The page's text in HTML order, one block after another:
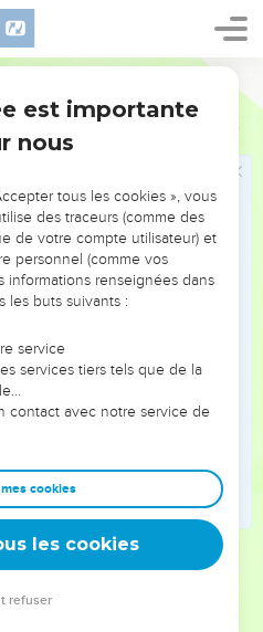
comme on le pensait, le fils de
: Héli,
Esli, Naggaï,
Yoseh, Yoda,
Er,
Lévi,
Eliaqim,
*David,
Pérets, Juda,
Nahor,
Lémek,
Maléléel, Qenam,
lui-même fils de Dieu.
by Biblica, Inc.® Used by permission.
est importante
nous
tous les cookies », vous
des traceurs (comme des
de votre compte utilisateur) et
personnel (comme vos
renseignées dans
les buts suivants :
service
services tiers tels que de la
contact avec notre service de
cookies
les cookies
refuser